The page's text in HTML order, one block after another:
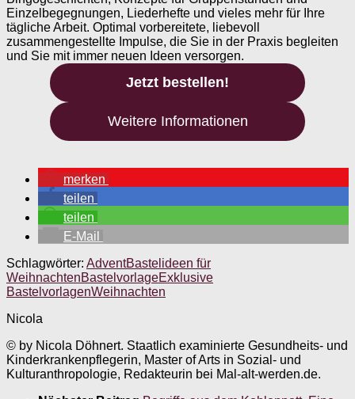
Einzelbegegnungen, Liederhefte und vieles mehr für Ihre
tägliche Arbeit. Optimal vorbereitete, liebevoll
zusammengestellte Impulse, die Sie in der Praxis begleiten
und Sie mit immer neuen Ideen versorgen.
Jetzt bestellen!
Weitere Informationen
merken
teilen
teilen
E-Mail
Schlagwörter: AdventBastelideen für
WeihnachtenBastelvorlageExklusive
BastelvorlagenWeihnachten
Nicola
© by Nicola Döhnert. Staatlich examinierte Gesundheits- und
Kinderkrankenpflegerin, Master of Arts in Sozial- und
Kulturanthropologie, Redakteurin bei Mal-alt-werden.de.